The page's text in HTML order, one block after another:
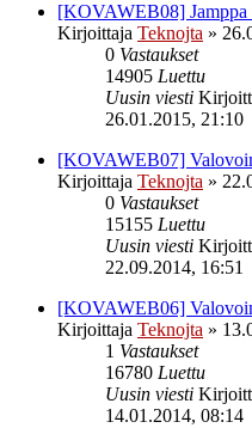
[KOVAWEB08]
Kirjoittaja Teknojta »
0 Vastaukset
14905 Luettu
Uusin viesti
26.01.2015, 21:10
[KOVAWEB07]
Kirjoittaja Teknojta »
0 Vastaukset
15155 Luettu
Uusin viesti
22.09.2014, 16:51
[KOVAWEB06]
Kirjoittaja Teknojta »
1 Vastaukset
16780 Luettu
Uusin viesti
14.01.2014, 08:14